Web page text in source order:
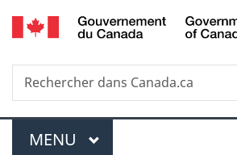
Passer
au
principal
Passer
à
Au
du
Passer
à
version
Recherche
Rechercher
dans
Menu
MENU PRINCIPAL